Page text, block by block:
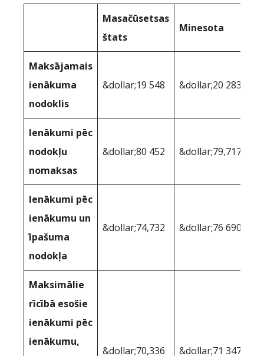
Masačūsetsas
štats
Minesota
Maksājamais
ienākuma
nodoklis
&dollar;19 548 &dollar;20 283
Ienākumi pēc
nodokļu
nomaksas
&dollar;80 452 &dollar;79,717
Ienākumi pēc
ienākumu un
īpašuma
nodokļa
&dollar;74,732 &dollar;76 690
Maksimālie
rīcībā esošie
ienākumi pēc
ienākumu,
&dollar;70,336 &dollar;71 347